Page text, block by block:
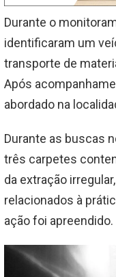
Durante o
identificaram um
transporte de
Após
abordado na
Durante as buscas
três carpetes
da extração
relacionados à
ação foi apreendido.